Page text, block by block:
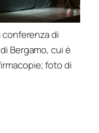
conferenza di
Bergamo, cui è
foto di